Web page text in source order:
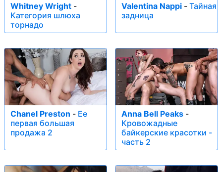
Whitney Wright -
Категория шлюха
торнадо
Valentina Nappi - Тайная
задница
Chanel Preston - Ее
первая большая
продажа 2
Anna Bell Peaks -
Кровожадные
байкерские красотки -
часть 2